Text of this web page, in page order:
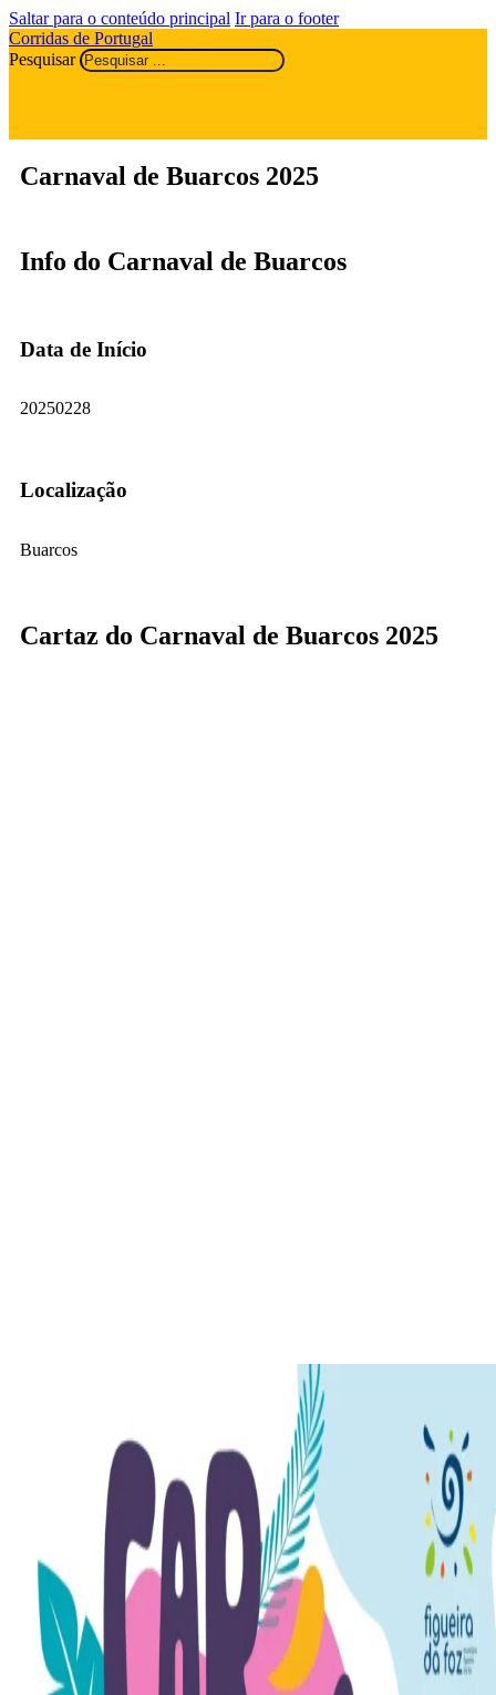
Saltar para o conteúdo principal Ir para o footer
Corridas de Portugal
Pesquisar
Carnaval de Buarcos 2025
Info do Carnaval de Buarcos
Data de Início
20250228
Localização
Buarcos
Cartaz do Carnaval de Buarcos 2025